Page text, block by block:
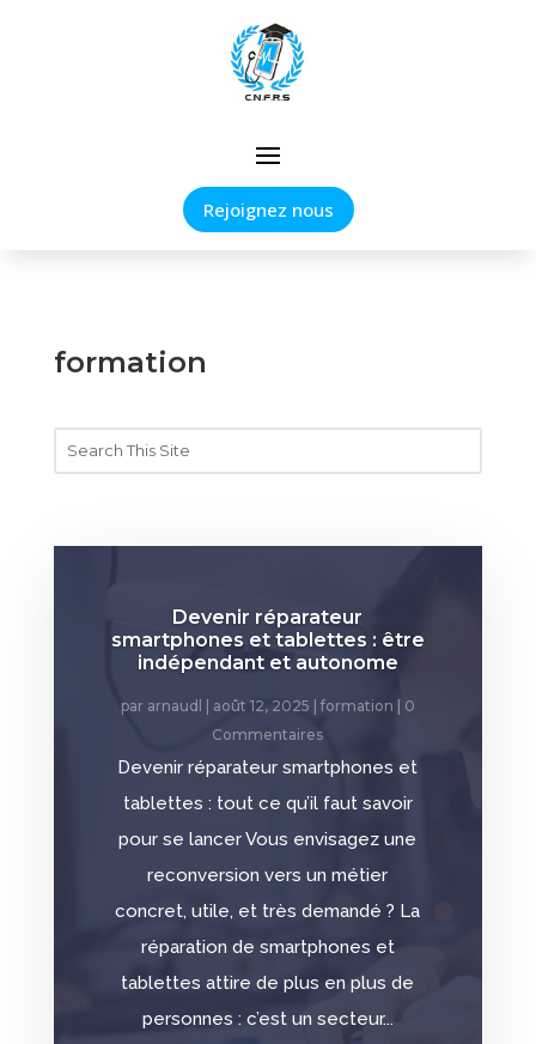
Rejoignez nous
formation
Devenir réparateur
smartphones et tablettes : être
indépendant et autonome
par arnaudl août 12, 2025 formation | 0
Commentaires
Devenir réparateur smartphones et
tablettes : tout ce qu’il faut savoir
pour se lancer Vous envisagez une
reconversion vers un métier
concret, utile, et très demandé ? La
réparation de smartphones et
tablettes attire de plus en plus de
personnes : c’est un secteur...